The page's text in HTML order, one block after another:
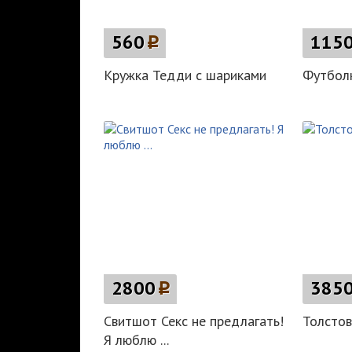
560p
Кружка Тедди с шариками
2800p
Свитшот Секс не предлагать!
Я люблю ...